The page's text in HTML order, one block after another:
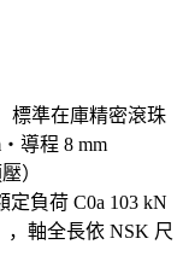
標準在庫精密滾珠
導程 8 mm
）
定負荷 C0a 103 kN
，軸全長依 NSK 尺